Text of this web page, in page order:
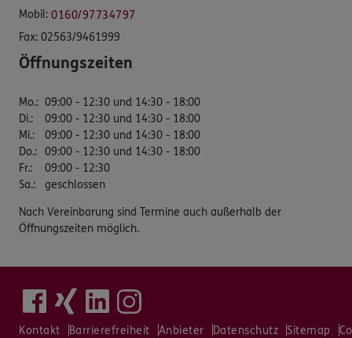
Mobil: 0160/97734797
Fax: 02563/9461999
Öffnungszeiten
Mo.: 09:00 - 12:30 und 14:30 - 18:00
Di.:
09:00 - 12:30 und 14:30 - 18:00
Mi.:
09:00 - 12:30 und 14:30 - 18:00
Do.: 09:00 - 12:30 und 14:30 - 18:00
Fr.:
09:00 - 12:30
Sa.: geschlossen
Nach Vereinbarung sind Termine auch außerhalb der
Öffnungszeiten möglich.
Kontakt Barrierefreiheit Anbieter Datenschutz Sitemap